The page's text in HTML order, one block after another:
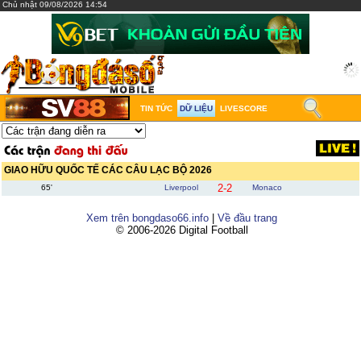
Chủ nhật 09/08/2026 14:54
TIN TỨC DỮ LIỆU LIVESCORE
GIAO HỮU QUỐC TẾ CÁC CÂU LẠC BỘ 2026
65' Liverpool 2-2 Monaco
Xem trên bongdaso66.info
Về đầu trang
© 2006-2026 Digital Football